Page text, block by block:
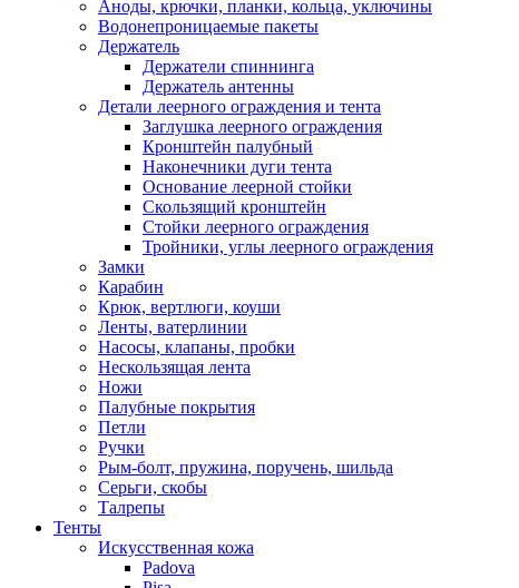
Аноды, крючки, планки, кольца, уключины
Водонепроницаемые пакеты
Держатель
Держатели спиннинга
Держатель антенны
Детали леерного ограждения и тента
Заглушка леерного ограждения
Кронштейн палубный
Наконечники дуги тента
Основание леерной стойки
Скользящий кронштейн
Стойки леерного ограждения
Тройники, углы леерного ограждения
Замки
Карабин
Крюк, вертлюги, коуши
Ленты, ватерлинии
Насосы, клапаны, пробки
Нескользящая лента
Ножи
Палубные покрытия
Петли
Ручки
Рым-болт, пружина, поручень, шильда
Серьги, скобы
Талрепы
Тенты
Искусственная кожа
Padova